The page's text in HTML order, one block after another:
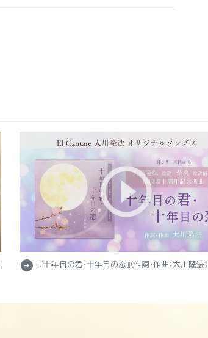
arrow_circle_right 『十年目の君・十年目の恋』（作詞・作曲：大川隆法）